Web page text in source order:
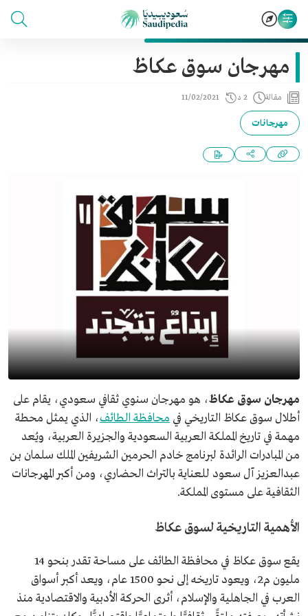
مهرجان سوق عكاظ
مقالة 2 د 11/02/2021
مهرجانات
مهرجان سوق عكاظ، هو مهرجان سنوي ثقافي سعودي، يقام على
أطلال سوق عكاظ التاريخي في محافظة الطائف، الذي يمثل محطة
مهمة في تاريخ المملكة العربية السعودية والجزيرة العربية، ويُعد
من المبادرات الرائدة لبرنامج خادم الحرمين الشريفين الملك سلمان بن
عبدالعزيز آل سعود للعناية بالتراث الحضاري، ومن أكبر المهرجانات
الثقافية على مستوى المملكة.
الأهمية التاريخية لسوق عكاظ
يقع سوق عكاظ في محافظة الطائف على مساحة تقدر بنحو 14
مليون م2، ويعود تاريخه إلى نحو 1500 عام، ويعد أكبر أسواق
العرب في الجاهلية والإسلام، أثرى الحركة الأدبية والاقتصادية منذ